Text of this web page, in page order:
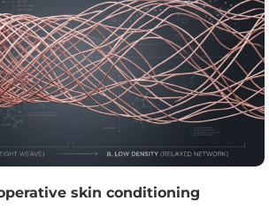
skin conditioning